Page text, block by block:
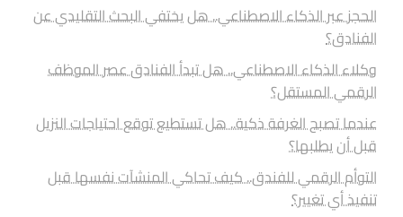
الحجز عبر الذكاء الاصطناعي.. هل يختفي البحث التقليدي عن
الفنادق؟
وكلاء الذكاء الاصطناعي.. هل تبدأ الفنادق عصر الموظف
الرقمي المستقل؟
عندما تصبح الغرفة ذكية.. هل تستطيع توقع احتياجات النزيل
قبل أن يطلبها؟
التوأم الرقمي للفندق.. كيف تحاكي المنشآت نفسها قبل
تنفيذ أي تغيير؟